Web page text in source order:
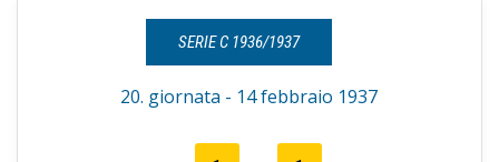
SERIE C 1936/1937
20. giornata - 14 febbraio 1937